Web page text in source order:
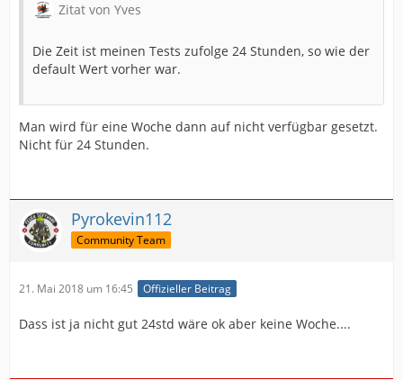
Zitat von Yves
Die Zeit ist meinen Tests zufolge 24 Stunden, so wie der
default Wert vorher war.
Man wird für eine Woche dann auf nicht verfügbar gesetzt.
Nicht für 24 Stunden.
Pyrokevin112
Community Team
21. Mai 2018 um 16:45 Offizieller Beitrag
Dass ist ja nicht gut 24std wäre ok aber keine Woche....